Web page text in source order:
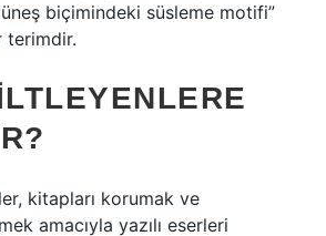
biçimindeki süsleme motifi”
terimdir.
kitapları korumak ve
amacıyla yazılı eserleri